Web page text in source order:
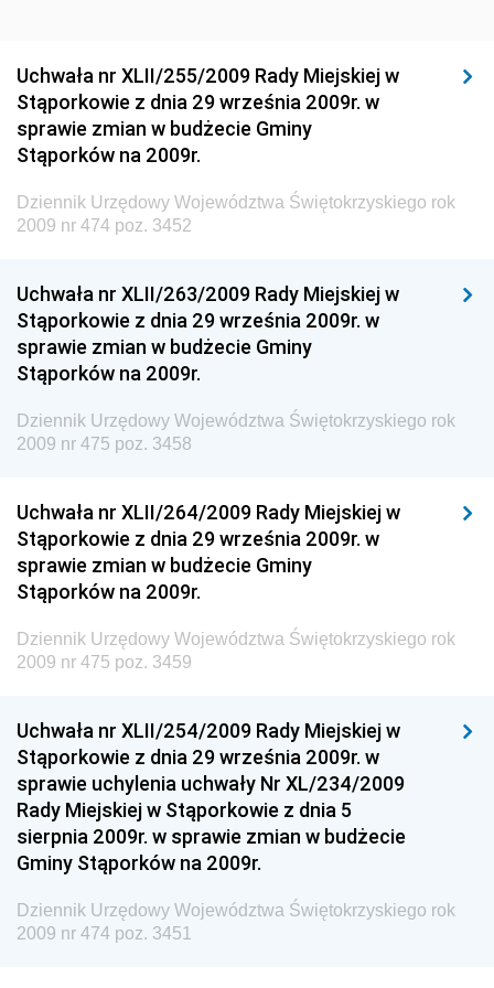
Dziennik Urzędowy Ministra Budownictwa i Przemysłu
Materiałów Budowlanych
Dziennik Urzędowy Ministra Infrastruktury i Rozwoju
Dziennik Urzędowy Głównego Inspektoratu Ochrony
Środowiska
Dziennik Urzędowy Generalnej Dyrekcji Ochrony
Dziennik Urzędowy Ministerstwa Administracji,
Gospodarki Terenowej i Ochrony Środowiska
Dziennik Urzędowy Ministerstwa Administracji i
Gospodarki Przestrzennej
Dziennik Urzędowy Unii Europejskiej, L
Dziennik Urzędowy Ministerstwa Przemysłu
Chemicznego i Lekkiego
Dziennik Urzędowy Ministerstwa Rolnictwa i
Gospodarki Żywnościowej
Dziennik Urzędowy Ministra Rodziny, Pracy i Polityki
Społecznej
Dziennik Urzędowy Ministra Rozwoju
Dziennik Urzędowy Ministra Infrastruktury i
Budownictwa
Dziennik Urzędowy Ministra Gospodarki Morskiej i
Żeglugi Śródlądowej
Dziennik Urzędowy Ministra Energii
Dziennik Urzędowy Ministra Finansów
Uchwała nr XLII/255/2009 Rady Miejskiej w
Stąporkowie z dnia 29 września 2009r. w
sprawie zmian w budżecie Gminy
Stąporków na 2009r.
Dziennik Urzędowy Województwa Świętokrzyskiego rok
2009 nr 474 poz. 3452
Uchwała nr XLII/263/2009 Rady Miejskiej w
Stąporkowie z dnia 29 września 2009r. w
sprawie zmian w budżecie Gminy
Stąporków na 2009r.
Dziennik Urzędowy Województwa Świętokrzyskiego rok
2009 nr 475 poz. 3458
Uchwała nr XLII/264/2009 Rady Miejskiej w
Stąporkowie z dnia 29 września 2009r. w
sprawie zmian w budżecie Gminy
Stąporków na 2009r.
Dziennik Urzędowy Województwa Świętokrzyskiego rok
2009 nr 475 poz. 3459
Uchwała nr XLII/254/2009 Rady Miejskiej w
Stąporkowie z dnia 29 września 2009r. w
sprawie uchylenia uchwały Nr XL/234/2009
Rady Miejskiej w Stąporkowie z dnia 5
sierpnia 2009r. w sprawie zmian w budżecie
Gminy Stąporków na 2009r.
Dziennik Urzędowy Województwa Świętokrzyskiego rok
2009 nr 474 poz. 3451